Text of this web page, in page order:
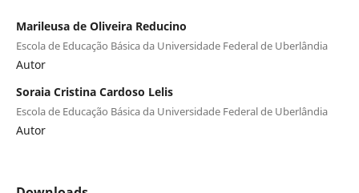
Marileusa de Oliveira Reducino
Escola de Educação Básica da Universidade Federal de Uberlândia
Autor
Soraia Cristina Cardoso Lelis
Escola de Educação Básica da Universidade Federal de Uberlândia
Autor